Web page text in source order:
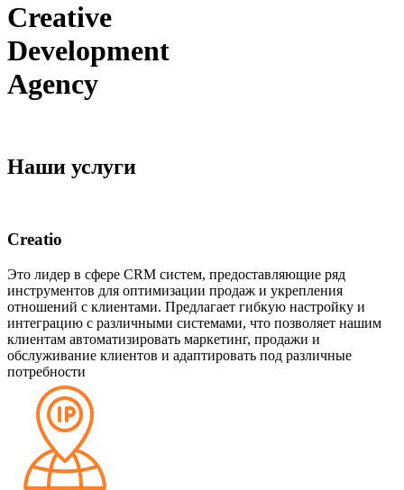
Creative
Development
Agency
Наши услуги
Creatio
Это лидер в сфере CRM систем, предоставляющие ряд
инструментов для оптимизации продаж и укрепления
отношений с клиентами. Предлагает гибкую настройку и
интеграцию с различными системами, что позволяет нашим
клиентам автоматизировать маркетинг, продажи и
обслуживание клиентов и адаптировать под различные
потребности